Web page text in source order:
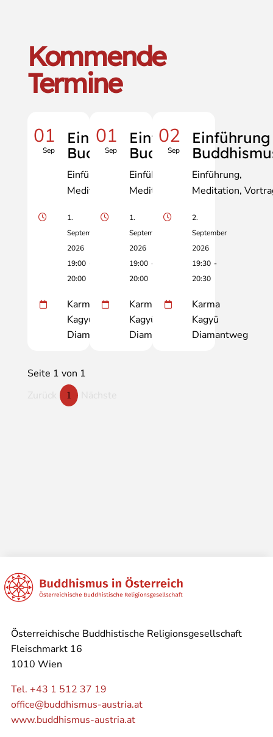
Kommende
Termine
01
Sep
Einführung
Buddhismus
Einführung
Meditation
Vortrag
1.
September
2026
19:00
20:00
Karma
Kagyü
Diamantweg
01
Sep
Einführung
Buddhismus
Einführung
Meditation
Vortrag
1.
September
2026
19:00 -
20:00
Karma
Kagyü
Diamantweg
02
Sep
Einführung
Einführung
Meditation
2.
September
2026
19:30 -
20:30
Karma
Kagyü
Diamantweg
Seite 1 von 1
1
Österreichische Buddhistische Religionsgesellschaft
Fleischmarkt 16
1010 Wien
Tel. +43 1 512 37 19
office@buddhismus-austria.at
www.buddhismus-austria.at